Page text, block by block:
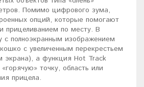
Помимо цифрового зума,
опций, которые помогают
прицеливанием по месту. В
полноэкранным изображением
с увеличенным перекрестьем
экрана), а функция Hot Track
точку, область или
прицела.